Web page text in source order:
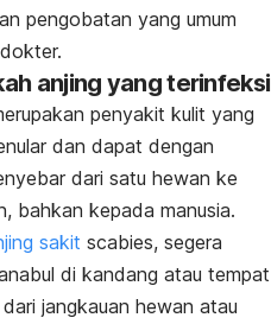
pengobatan yang umum
anjing yang terinfeksi
penyakit kulit yang
dan dapat dengan
dari satu hewan ke
bahkan kepada manusia.
sakit scabies, segera
di kandang atau tempat
jangkauan hewan atau